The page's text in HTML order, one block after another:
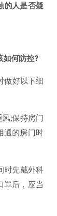
的人是否疑
如何防控?
做好以下细
;保持房门
通的房门时
时先戴外科
罩后，应当